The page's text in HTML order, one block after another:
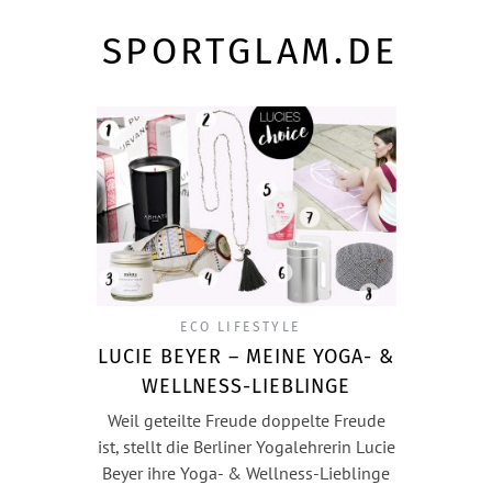
SPORTGLAM.DE
ECO LIFESTYLE
LUCIE BEYER – MEINE YOGA- &
WELLNESS-LIEBLINGE
Weil geteilte Freude doppelte Freude
ist, stellt die Berliner Yogalehrerin Lucie
Beyer ihre Yoga- & Wellness-Lieblinge